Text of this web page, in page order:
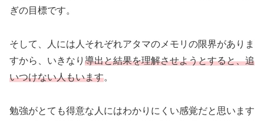
ぎの目標です。
そして、人には人それぞれアタマのメモリの限界がありま
すから、いきなり 導出と結果を理解させようとすると、追
いつけない人もいます。
勉強がとても得意な人にはわかりにくい感覚だと思います